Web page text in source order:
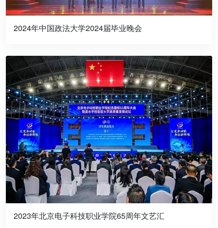
2024年中国政法大学2024届毕业晚会
2023年北京电子科技职业学院65周年文艺汇